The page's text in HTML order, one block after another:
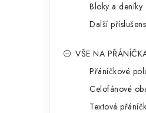
Bloky a deníky
Další
VŠE NA
Přáníčkové
Celofánové
Textová